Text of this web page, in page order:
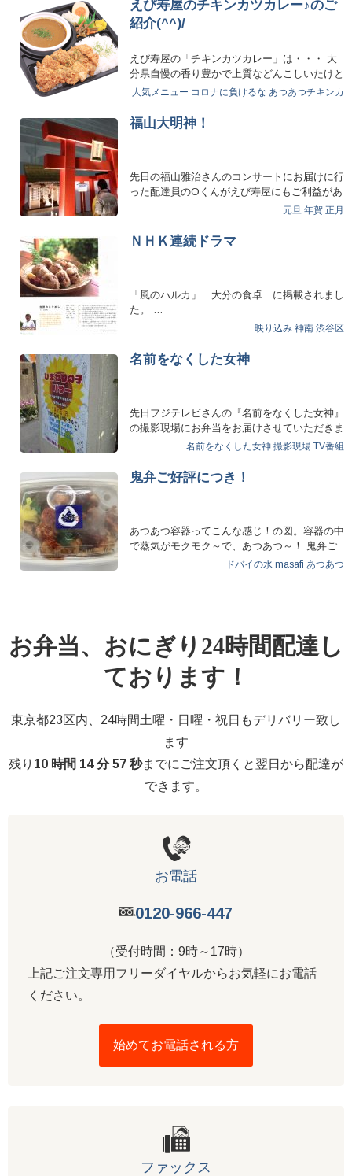
えび寿屋のチキンカツカレー♪のご
紹介(^^)/
えび寿屋の「チキンカツカレー」は・・・ 大
分県自慢の香り豊かで上質などんこしいたけと
お肉をトロト…
人気メニュー コロナに負けるな あつあつチキンカ
福山大明神！
先日の福山雅治さんのコンサートにお届けに行
った配達員のOくんがえび寿屋にもご利益があ
元旦 年賀 正月
ＮＨＫ連続ドラマ
「風のハルカ」 大分の食卓 に掲載されまし
た。 …
映り込み 神南 渋谷区
名前をなくした女神
先日フジテレビさんの『名前をなくした女神』
の撮影現場にお弁当をお届けさせていただきま
した。 外で…名前をなくした女神 撮影現場 TV番組
鬼弁ご好評につき！
あつあつ容器ってこんな感じ！の図。容器の中
で蒸気がモクモク～で、あつあつ～！ 鬼弁ご
ドバイの水 masafi あつあつ
お弁当、おにぎり24時間配達し
ております！
東京都23区内、24時間土曜・日曜・祝日もデリバリー致し
ます
残り 10 時間 14 分 56 秒までにご注文頂くと翌日から配達が
できます。
お電話
0120-966-447
（受付時間：9時～17時）
上記ご注文専用フリーダイヤルからお気軽にお電話
ください。
始めてお電話される方
ファックス